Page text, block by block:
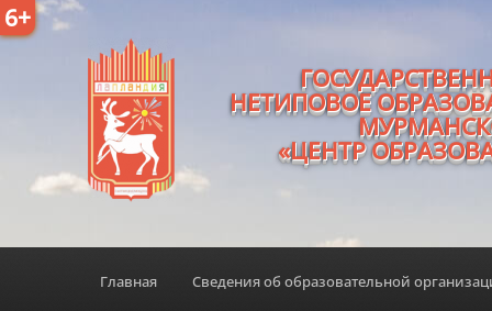
6+
НЕТИПОВОЕ
«ЦЕНТР
Главная Сведения об образовательной